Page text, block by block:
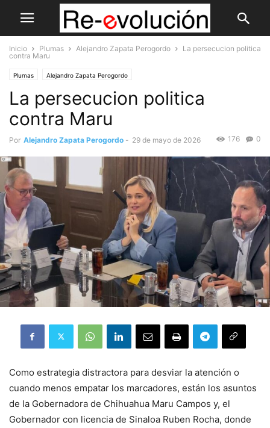
Inicio Plumas Alejandro Zapata Perogordo
La persecucion politica
contra Maru
Plumas Alejandro Zapata Perogordo
La persecucion politica
contra Maru
Por Alejandro Zapata Perogordo - 29 de mayo de 2026 0
176
Como estrategia distractora para desviar la atención o
cuando menos empatar los marcadores, están los asuntos
de la Gobernadora de Chihuahua Maru Campos y, el
Gobernador con licencia de Sinaloa Ruben Rocha, donde